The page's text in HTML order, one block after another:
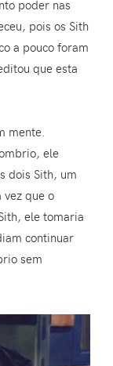
poder nas
pois os Sith
a pouco foram
que esta
mente.
ele
dois Sith, um
vez que o
ele tomaria
continuar
sem